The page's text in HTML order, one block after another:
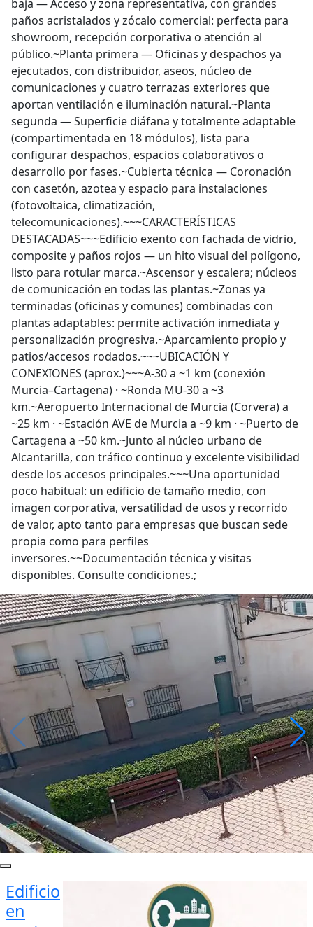
baja — Acceso y zona representativa, con grandes
paños acristalados y zócalo comercial: perfecta para
showroom, recepción corporativa o atención al
público.~Planta primera — Oficinas y despachos ya
ejecutados, con distribuidor, aseos, núcleo de
comunicaciones y cuatro terrazas exteriores que
aportan ventilación e iluminación natural.~Planta
segunda — Superficie diáfana y totalmente adaptable
(compartimentada en 18 módulos), lista para
configurar despachos, espacios colaborativos o
desarrollo por fases.~Cubierta técnica — Coronación
con casetón, azotea y espacio para instalaciones
(fotovoltaica, climatización,
telecomunicaciones).~~~CARACTERÍSTICAS
DESTACADAS~~~Edificio exento con fachada de vidrio,
composite y paños rojos — un hito visual del polígono,
listo para rotular marca.~Ascensor y escalera; núcleos
de comunicación en todas las plantas.~Zonas ya
terminadas (oficinas y comunes) combinadas con
plantas adaptables: permite activación inmediata y
personalización progresiva.~Aparcamiento propio y
patios/accesos rodados.~~~UBICACIÓN Y
CONEXIONES (aprox.)~~~A-30 a ~1 km (conexión
Murcia–Cartagena) · ~Ronda MU-30 a ~3
km.~Aeropuerto Internacional de Murcia (Corvera) a
~25 km · ~Estación AVE de Murcia a ~9 km · ~Puerto de
Cartagena a ~50 km.~Junto al núcleo urbano de
Alcantarilla, con tráfico continuo y excelente visibilidad
desde los accesos principales.~~~Una oportunidad
poco habitual: un edificio de tamaño medio, con
imagen corporativa, versatilidad de usos y recorrido
de valor, apto tanto para empresas que buscan sede
propia como para perfiles
inversores.~~Documentación técnica y visitas
disponibles. Consulte condiciones.;
Edificio
en